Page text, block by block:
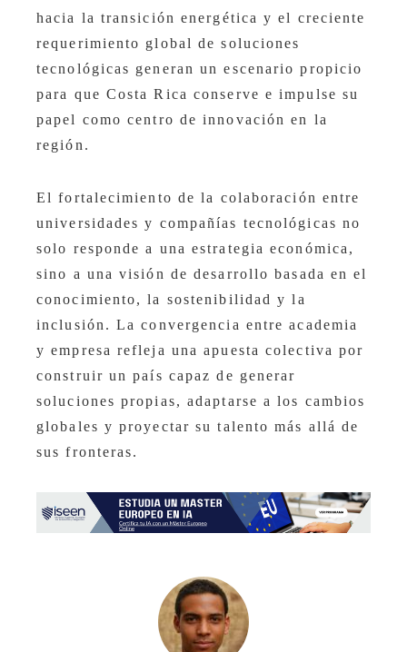
hacia la transición energética y el creciente
requerimiento global de soluciones
tecnológicas generan un escenario propicio
para que Costa Rica conserve e impulse su
papel como centro de innovación en la
región.
El fortalecimiento de la colaboración entre
universidades y compañías tecnológicas no
solo responde a una estrategia económica,
sino a una visión de desarrollo basada en el
conocimiento, la sostenibilidad y la
inclusión. La convergencia entre academia
y empresa refleja una apuesta colectiva por
construir un país capaz de generar
soluciones propias, adaptarse a los cambios
globales y proyectar su talento más allá de
sus fronteras.